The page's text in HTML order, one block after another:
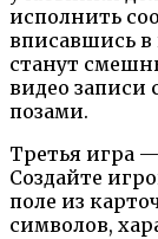
исполнить
вписавшись
станут
видео
позами.
Третья игра
Создайте
поле из
символов,